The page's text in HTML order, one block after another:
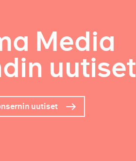
Media
uutiset
uutiset